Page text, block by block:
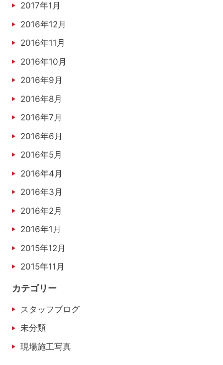
2017年1月
2016年12月
2016年11月
2016年10月
2016年9月
2016年8月
2016年7月
2016年6月
2016年5月
2016年4月
2016年3月
2016年2月
2016年1月
2015年12月
2015年11月
カテゴリー
スタッフブログ
未分類
現場施工写真